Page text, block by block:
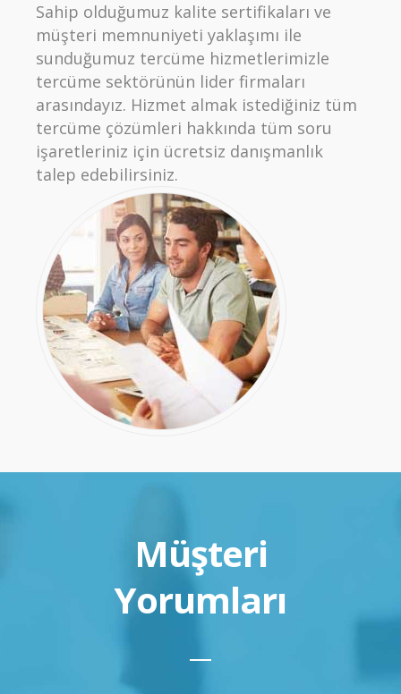
Sahip olduğumuz kalite sertifikaları ve
müşteri memnuniyeti yaklaşımı ile
sunduğumuz tercüme hizmetlerimizle
tercüme sektörünün lider firmaları
arasındayız. Hizmet almak istediğiniz tüm
tercüme çözümleri hakkında tüm soru
işaretleriniz için ücretsiz danışmanlık
talep edebilirsiniz.
Müşteri
Yorumları